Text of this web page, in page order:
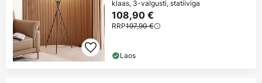
klaas, 3-valgusti, statiiviga
108,90 €
RRP197,90 €
Laos